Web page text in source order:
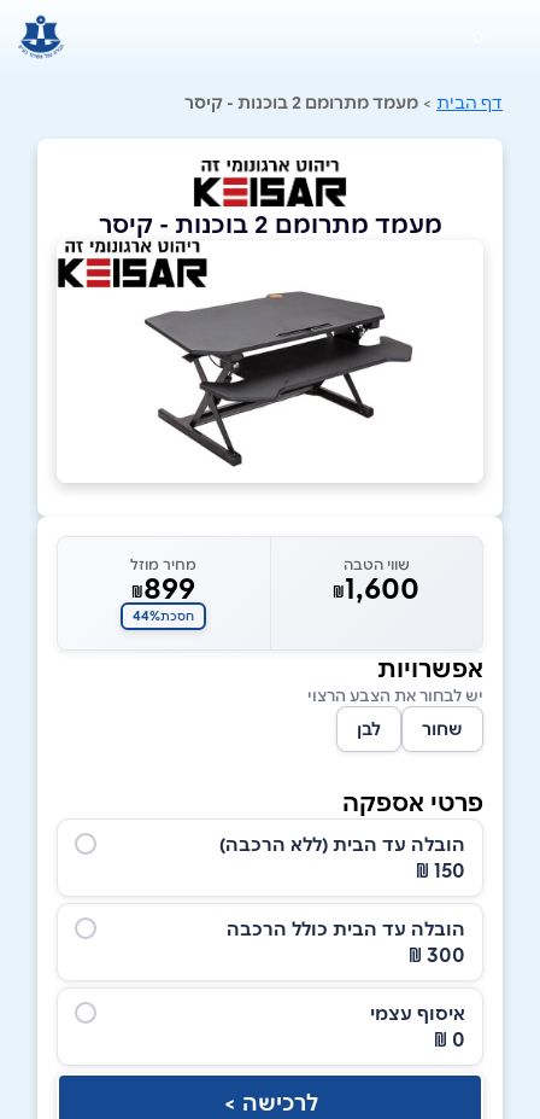
דף הבית > מעמד מתרומם 2 בוכנות - קיסר
מעמד מתרומם 2 בוכנות - קיסר
שווי הטבה
₪1,600
מחיר מוזל
₪899
חסכת44%
אפשרויות
יש לבחור את הצבע הרצוי
שחור לבן
פרטי אספקה
הובלה עד הבית (ללא הרכבה)
150 ₪
הובלה עד הבית כולל הרכבה
300 ₪
איסוף עצמי
0 ₪
לרכישה >